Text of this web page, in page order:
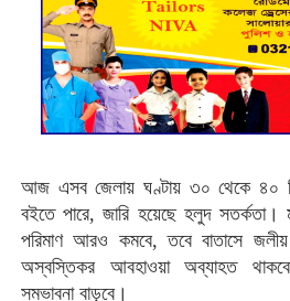
আজ এসব জেলায় ঘণ্টায় ৩০ থেকে ৪০
বইতে পারে, জারি হয়েছে হলুদ সতর্কতা।
পরিমাণ আরও কমবে, তবে বাতাসে জলীয়
অস্বস্তিকর আবহাওয়া অব্যাহত
সম্ভাবনা বাড়বে।